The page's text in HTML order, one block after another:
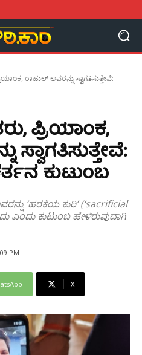
ರಾಹುಲ್ ಅವರನ್ನು ಸ್ವಾಗತಿಸುತ್ತೇವೆ:
ಪ್ರಿಯಾಂಕ,
ಕುಟುಂಬ
‘ಹರಕೆಯ ಕುರಿ’ (‘sacrificial
ಎಂದು ಕುಟುಂಬ ಹೇಳಿರುವುದಾಗಿ
PM
X